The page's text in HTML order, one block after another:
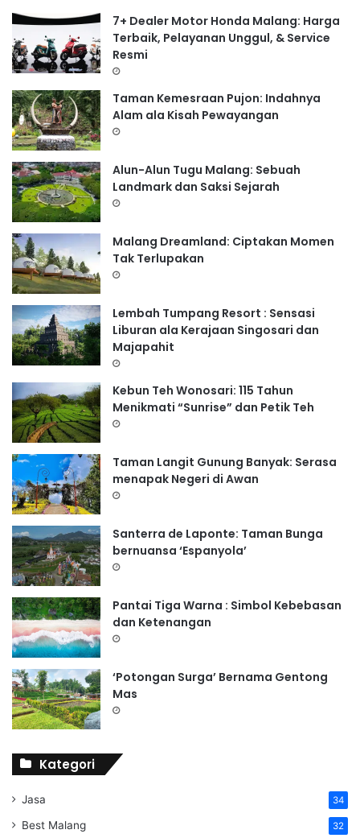
t
u
7+ Dealer Motor Honda Malang: Harga
Terbaik, Pelayanan Unggul, & Service
Resmi
Taman Kemesraan Pujon: Indahnya
Alam ala Kisah Pewayangan
Alun-Alun Tugu Malang: Sebuah
Landmark dan Saksi Sejarah
Malang Dreamland: Ciptakan Momen
Tak Terlupakan
Lembah Tumpang Resort : Sensasi
Liburan ala Kerajaan Singosari dan
Majapahit
Kebun Teh Wonosari: 115 Tahun
Menikmati “Sunrise” dan Petik Teh
Taman Langit Gunung Banyak: Serasa
menapak Negeri di Awan
Santerra de Laponte: Taman Bunga
bernuansa ‘Espanyola’
Pantai Tiga Warna : Simbol Kebebasan
dan Ketenangan
‘Potongan Surga’ Bernama Gentong
Mas
Kategori
Jasa 34
Best Malang 32